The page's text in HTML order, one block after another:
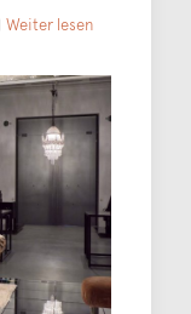
Weiter lesen